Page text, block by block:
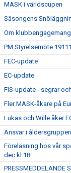
MASK i världscupen
Säsongens
Om klubbengagemang
PM Styrelsemöte
FEC-update
EC-update
FIS-update - segrar
Fler MASK-åkare på
Lukas och Wille åker
Ansvar i
Föreläsning hos vår
dec kl 18